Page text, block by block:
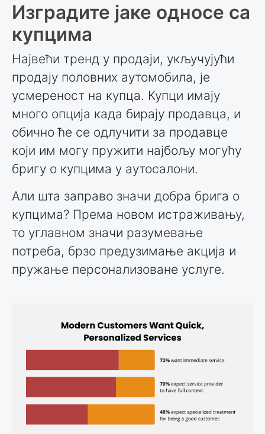
Изградите јаке односе са
купцима
Највећи тренд у продаји, укључујући
продају половних аутомобила, је
усмереност на купца. Купци имају
много опција када бирају продавца, и
обично ће се одлучити за продавце
који им могу пружити најбољу могућу
бригу о купцима у аутосалони.
Али шта заправо значи добра брига о
купцима? Према новом истраживању,
то углавном значи разумевање
потреба, брзо предузимање акција и
пружање персонализоване услуге.